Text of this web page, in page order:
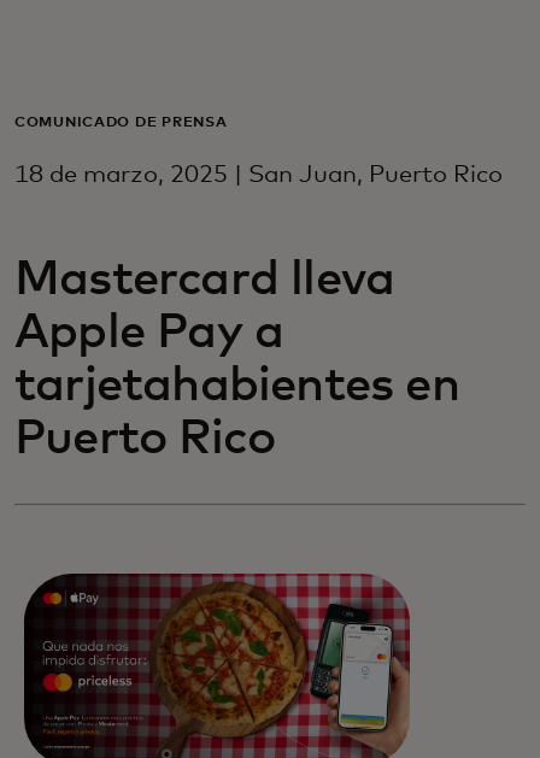
Para empresas
Para innovadores
Noticias y tendencias
COMUNICADO DE PRENSA
18 de marzo, 2025 | San Juan, Puerto Rico
Mastercard lleva
Apple Pay a
tarjetahabientes en
Puerto Rico